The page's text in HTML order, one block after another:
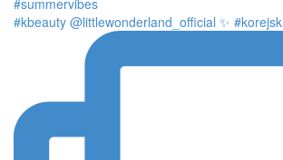
#kbeauty @littlewonderland_official ✨ #korejsk